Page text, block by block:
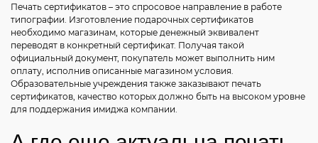
Печать сертификатов – это спросовое направление в работе
типографии. Изготовление подарочных сертификатов
необходимо магазинам, которые денежный эквивалент
переводят в конкретный сертификат. Получая такой
официальный документ, покупатель может выполнить ним
оплату, исполнив описанные магазином условия.
Образовательные учреждения также заказывают печать
сертификатов, качество которых должно быть на высоком уровне
для поддержания имиджа компании.